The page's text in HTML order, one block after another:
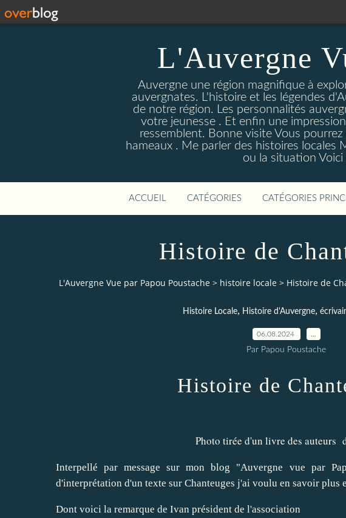
L'Auvergne
Auvergne une région magnifique à
auvergnates. L'histoire et les légendes
de notre région. Les personnalités
votre jeunesse . Et enfin une
ressemblent. Bonne visite Vous
hameaux . Me parler des histoires locales
ou la situation
ACCUEIL CATÉGORIES CATÉGORIES
Histoire de
L'Auvergne Vue par Papou Poustache > histoire locale > Histoire de
Histoire Locale, Histoire d'Auvergne,
06.08.2024
Par Papou Poustache
Histoire de
Photo tirée d'un livre des auteurs
Interpellé par message sur mon blog "Auvergne vue par
d'interprétation d'un texte sur Chanteuges j'ai voulu en savoir plus
Dont voici la remarque de Ivan président de l'association